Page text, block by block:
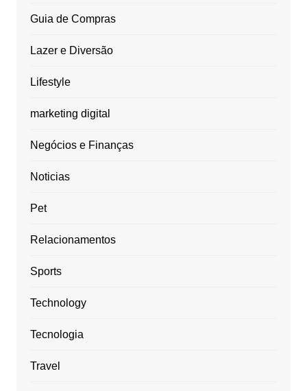
Guia de Compras
Lazer e Diversão
Lifestyle
marketing digital
Negócios e Finanças
Noticias
Pet
Relacionamentos
Sports
Technology
Tecnologia
Travel